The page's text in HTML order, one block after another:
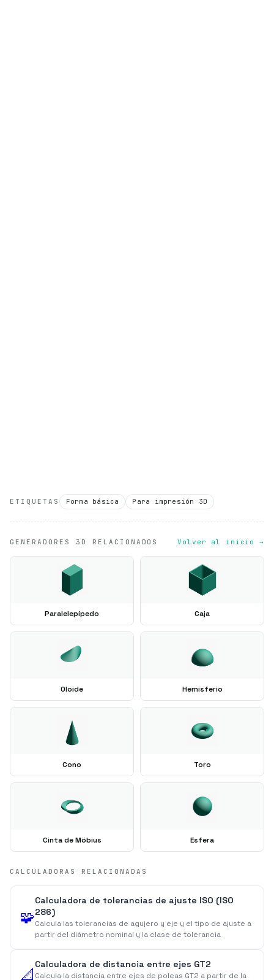
ETIQUETAS Forma básica Para impresión 3D
GENERADORES 3D RELACIONADOS Volver al inicio →
Paralelepípedo Caja
Oloide Hemisferio
Cono Toro
Cinta de Möbius Esfera
CALCULADORAS RELACIONADAS
🧩
Calculadora de tolerancias de ajuste ISO (ISO
286)
Calcula las tolerancias de agujero y eje y el tipo de ajuste a
partir del diámetro nominal y la clase de tolerancia
📐
Calculadora de distancia entre ejes GT2
Calcula la distancia entre ejes de poleas GT2 a partir de la